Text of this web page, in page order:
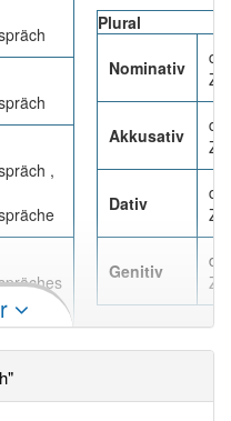
,
Plural
Nominativ
die
Akkusativ
die
Dativ
Genitiv
der